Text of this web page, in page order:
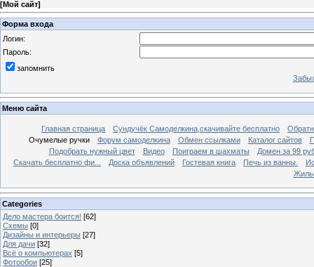
[Мой сайт]
Форма входа
Логин:
Пароль:
запомнить
Меню сайта
Главная страница Сундучёк Самоделкина,скачивайте бесплатно
Очумелые ручки
Форум самоделкина Обмен ссылками Каталог сайтов
Подобрать нужный цвет
Видео Поиграем в шахматы
Домен за 99
Скачать бесплатно фи...
Доска объявлений Гостевая книга Печь из ванны.
Categories
Дело мастера боится! [62]
Схемы [0]
Дизайны и интерьеры [27]
Для дачи [32]
Всё о компьютерах [5]
Фотообои [25]